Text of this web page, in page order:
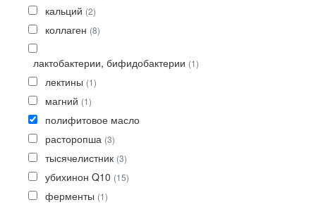
кальций (2)
коллаген (8)
лактобактерии, бифидобактерии (1)
лектины (1)
магний (1)
полифитовое масло
расторопша (3)
тысячелистник (3)
убихинон Q10 (15)
ферменты (1)